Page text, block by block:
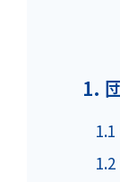
1.